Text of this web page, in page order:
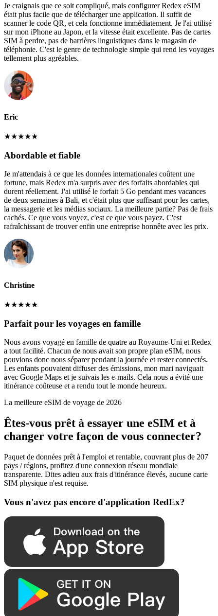
Je craignais que ce soit compliqué, mais configurer Redex eSIM
était plus facile que de télécharger une application. Il suffit de
scanner le code QR, et cela fonctionne immédiatement. Je l'ai utilisé
sur mon iPhone au Japon, et la vitesse était excellente. Pas de cartes
SIM à perdre, pas de barrières linguistiques dans le magasin de
téléphonie. C'est le genre de technologie simple qui rend les voyages
tellement plus agréables.
Eric
★★★★★
Abordable et fiable
Je m'attendais à ce que les données internationales coûtent une
fortune, mais Redex m'a surpris avec des forfaits abordables qui
durent réellement. J'ai utilisé le forfait 5 Go pendant mes vacances
de deux semaines à Bali, et c'était plus que suffisant pour les cartes,
la messagerie et les médias sociaux. La meilleure partie? Pas de frais
cachés. Ce que vous voyez, c'est ce que vous payez. C'est
rafraîchissant de trouver enfin une entreprise honnête avec les prix.
Christine
★★★★★
Parfait pour les voyages en famille
Nous avons voyagé en famille de quatre au Royaume-Uni et Redex
a tout facilité. Chacun de nous avait son propre plan eSIM, nous
pouvions donc nous séparer pendant la journée et rester connectés.
Les enfants pouvaient diffuser des émissions, mon mari naviguait
avec Google Maps et je suivais les e-mails. Cela nous a évité une
itinérance coûteuse et a rendu tout le monde heureux.
La meilleure eSIM de voyage de 2026
Êtes-vous prêt à essayer une eSIM et à
changer votre façon de vous connecter?
Paquet de données prêt à l'emploi et rentable, couvrant plus de 207
pays / régions, profitez d'une connexion réseau mondiale
transparente. Dites adieu aux frais d'itinérance élevés, aucune carte
SIM physique n'est requise.
Vous n'avez pas encore d'application RedEx?